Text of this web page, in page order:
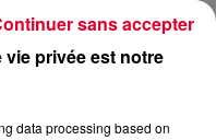
privée est notre
data processing based on
sans accepter